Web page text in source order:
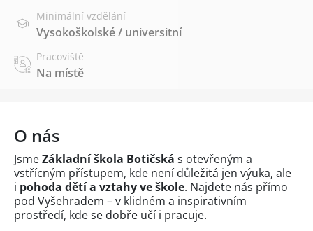
Minimální vzdělání
Vysokoškolské / universitní
Pracoviště
Na místě
O nás
JsmeZákladní škola Botičská s otevřeným a
vstřícným přístupem, kde není důležitá jen výuka, ale
i pohoda dětí a vztahy ve škole. Najdete nás přímo
pod Vyšehradem – v klidném a inspirativním
prostředí, kde se dobře učí i pracuje.